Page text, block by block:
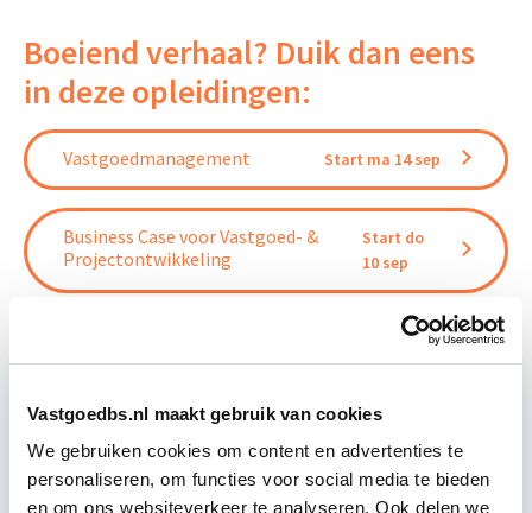
Vastgoedbs.nl maakt gebruik van cookies
We gebruiken cookies om content en advertenties te
personaliseren, om functies voor social media te bieden
en om ons websiteverkeer te analyseren. Ook delen we
Boeiend verhaal? Duik dan eens
in deze opleidingen:
Vastgoedmanagement Start ma 14 sep
Business Case voor Vastgoed- &
Projectontwikkeling
Start do
10 sep
Relevant bij dit artikel
Business Case voor Vastgoed- &
Projectontwikkeling